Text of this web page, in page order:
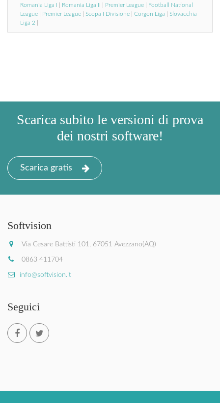
Romania Liga I
Romania Liga II Premier League
Football National
League
Premier League Scopa I Divisione Corgon Liga
Slovacchia
Liga 2
Scarica subito le versioni di prova
dei nostri software!
Scarica gratis
Softvision
Via Cesare Battisti 101, 67051 Avezzano(AQ)
0863 411704
info@softvision.it
Seguici